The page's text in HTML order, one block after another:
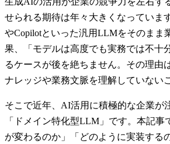
せられる期待は年々大きくなっていま
やCopilotといった汎用LLMをそのまま
果、「モデルは高度でも実務では不十
るケースが後を絶ちません。その理由
ナレッジや業務文脈を理解していない
そこで近年、AI活用に積極的な企業が
「ドメイン特化型LLM」です。本記事
が変わるのか」「どのように実装する